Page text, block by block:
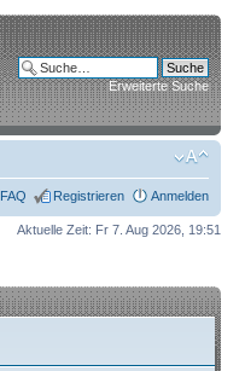
Erweiterte Suche
FAQ Registrieren Anmelden
Aktuelle Zeit: Fr 7. Aug 2026, 19:51